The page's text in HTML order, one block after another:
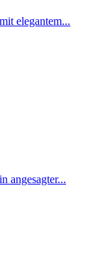
elegantem...
angesagter...